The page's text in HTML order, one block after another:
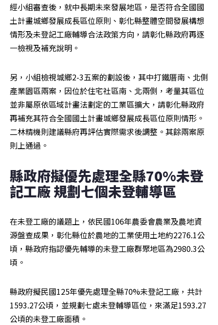
經小組審查後，就中長期未來發展地區，是否符合全國國
土計畫城鄉發展成長區位原則、彰化縣整體空間發展構想
情形及未登記工廠輔導合法政策方向，請彰化縣政府再逐
一檢視及補充說明。
另，小組檢視城鄉2-3五案的劃設後，其中打鐵厝南、北側
產業園區兩案，因位於住宅社區南、北兩側，考量其區位
並非屬原依區域計畫法劃定的工業區擴大，請彰化縣政府
再補充其符合全國國土計畫城鄉發展成長區位原則情形。
二林精機則建議縣府再評估實際需求後調整。其餘兩案原
則上通過。
縣政府擬優先處理全縣70%未登
記工廠 規劃七個未登輔導區
在未登工廠的議題上，依民國106年農委會農業及農地資
源盤查成果，彰化縣位於農地的工業使用土地約2276.1公
頃，縣政府指認優先輔導的未登工廠群聚地區為2980.3公
頃。
縣政府擬民國125年優先處理全縣70%未登記工廠，共計
1593.27公頃，並規劃七處未登輔導區位，來滿足1593.27
公頃的未登工廠面積。